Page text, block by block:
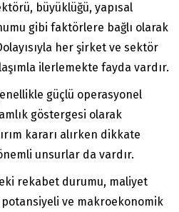
büyüklüğü, yapısal
gibi faktörlere bağlı olarak
her şirket ve sektör
ilerlemekte fayda vardır.
güçlü operasyonel
göstergesi olarak
kararı alırken dikkate
unsurlar da vardır.
rekabet durumu, maliyet
potansiyeli ve makroekonomik